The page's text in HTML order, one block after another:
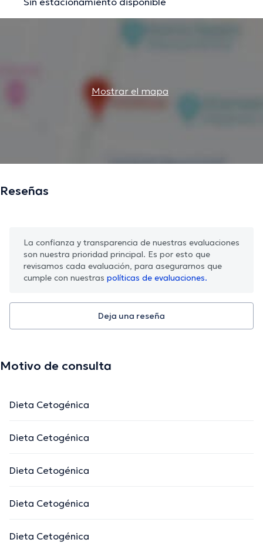
Mostrar el mapa
Reseñas
La confianza y transparencia de nuestras evaluaciones
son nuestra prioridad principal. Es por esto que
revisamos cada evaluación, para asegurarnos que
cumple con nuestras políticas de evaluaciones.
Deja una reseña
Motivo de consulta
Dieta Cetogénica
Dieta Cetogénica
Dieta Cetogénica
Dieta Cetogénica
Dieta Cetogénica